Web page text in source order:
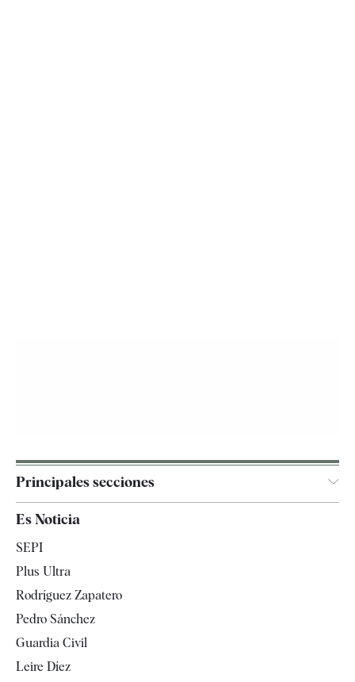
Principales secciones
España
Televisión
Es Noticia
SEPI
Plus Ultra
Rodríguez Zapatero
Pedro Sánchez
Guardia Civil
Leire Díez